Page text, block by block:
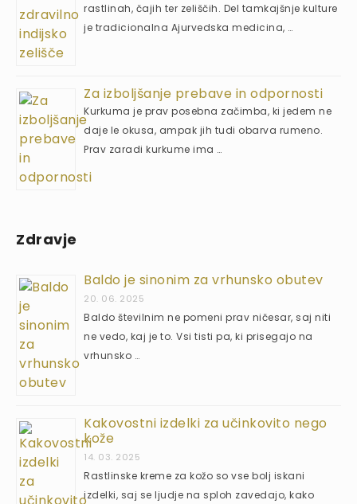
rastlinah, čajih ter zeliščih. Del tamkajšnje kulture
je tradicionalna Ajurvedska medicina, …
Za izboljšanje prebave in odpornosti
Kurkuma je prav posebna začimba, ki jedem ne
daje le okusa, ampak jih tudi obarva rumeno.
Prav zaradi kurkume ima …
Zdravje
Baldo je sinonim za vrhunsko obutev
20. 06. 2025
Baldo številnim ne pomeni prav ničesar, saj niti
ne vedo, kaj je to. Vsi tisti pa, ki prisegajo na
vrhunsko …
Kakovostni izdelki za učinkovito nego
kože
14. 03. 2025
Rastlinske kreme za kožo so vse bolj iskani
izdelki, saj se ljudje na sploh zavedajo, kako